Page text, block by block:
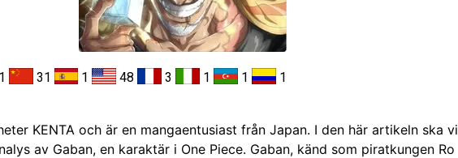
31 1 48 3 1 1 1
KENTA och är en mangaentusiast från Japan. I den här artikeln ska vi
av Gaban, en karaktär i One Piece. Gaban, känd som piratkungen Ro